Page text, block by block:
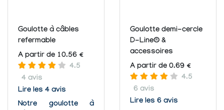
Goulotte à câbles
refermable
A partir de 10.56 €
4.5
4 avis
Lire les 4 avis
Notre goulotte à
Goulotte demi-cercle
D-Line® &
accessoires
A partir de 0.69 €
4.5
6 avis
Lire les 6 avis